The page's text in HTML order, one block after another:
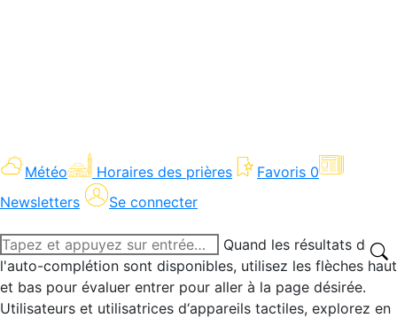
Météo Horaires des prières Favoris 0
Newsletters
Se connecter
Recherche
:
Quand les résultats de
l'auto-complétion sont disponibles, utilisez les flèches haut
et bas pour évaluer entrer pour aller à la page désirée.
Utilisateurs et utilisatrices d‘appareils tactiles, explorez en